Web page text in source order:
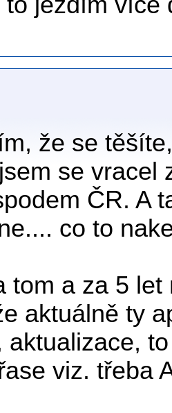
že se
se vracel
ČR. A
co to
tom a za 5
aktuálně ty
aktualizace,
viz. třeba